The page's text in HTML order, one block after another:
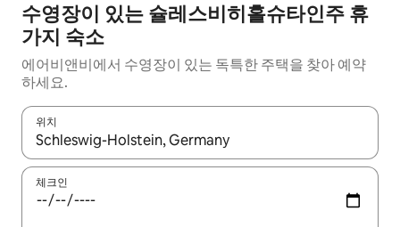
수영장이 있는 슐레스비히홀슈타인주 휴
가지 숙소
에어비앤비에서 수영장이 있는 독특한 주택을 찾아 예약
하세요.
위치
결과가 나오면 위·아래 화살표 키를 사용하거나 터치 또는 스와이
체크인